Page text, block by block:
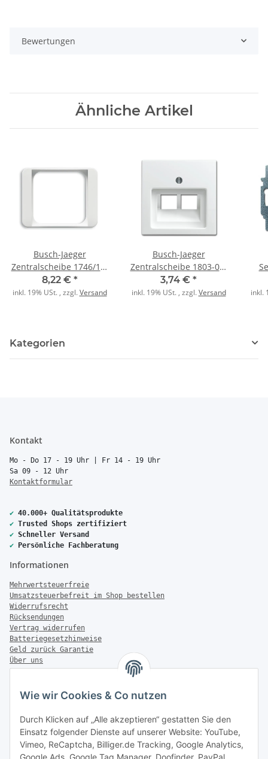
Wie wir Cookies & Co nutzen
Durch Klicken auf „Alle akzeptieren“ gestatten Sie den
Einsatz folgender Dienste auf unserer Website: YouTube,
Vimeo, ReCaptcha, Billiger.de Tracking, Google Analytics,
Bewertungen
Ähnliche Artikel
Busch-Jaeger
Zentralscheibe 1746/10-
24G alpha nea
studioweiß
8,22 € *
inkl. 19% USt. , zzgl.Versand
Busch-Jaeger
Zentralscheibe 1803-02-
914 alpinweiß
3,74 € *
inkl. 19% USt. , zzgl.Versand inkl.
Kategorien
Kontakt
Mo - Do 17 - 19 Uhr | Fr 14 - 19 Uhr
Sa 09 - 12 Uhr
Kontaktformular
✔ 40.000+ Qualitätsprodukte
✔ Trusted Shops zertifiziert
✔ Schneller Versand
✔ Persönliche Fachberatung
Informationen
Mehrwertsteuerfreie
Umsatzsteuerbefreit im Shop bestellen
Widerrufsrecht
Rücksendungen
Vertrag widerrufen
Batteriegesetzhinweise
Geld zurück Garantie
Über uns
FAQ
Zahlung & Versand
Versandinformationen